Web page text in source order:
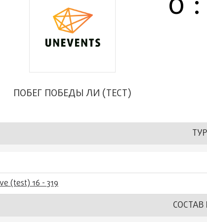
ПОБЕГ ПОБЕДЫ ЛИ (ТЕСТ)
(test) 16 - 319